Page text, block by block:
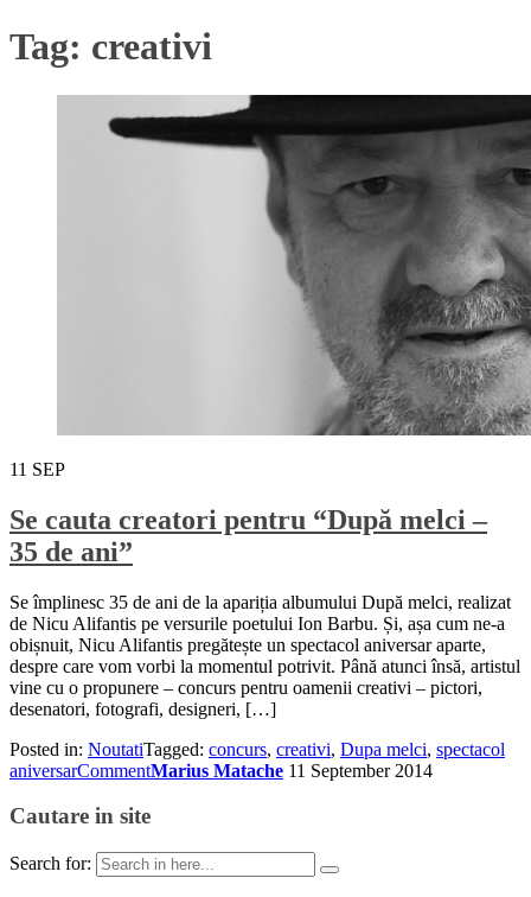
Tag: creativi
11 SEP
Se cauta creatori pentru “După melci –
35 de ani”
Se împlinesc 35 de ani de la apariția albumului După melci, realizat
de Nicu Alifantis pe versurile poetului Ion Barbu. Și, așa cum ne-a
obișnuit, Nicu Alifantis pregătește un spectacol aniversar aparte,
despre care vom vorbi la momentul potrivit. Până atunci însă, artistul
vine cu o propunere – concurs pentru oamenii creativi – pictori,
desenatori, fotografi, designeri, […]
Posted in: NoutatiTagged: concurs, creativi, Dupa melci, spectacol
aniversarCommentMarius Matache 11 September 2014
Cautare in site
Search for: